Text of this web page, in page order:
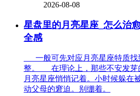
2026-08-08
星盘里的月亮星座_怎么治
全感
一般可先对应月亮星座特质找
整。 在理论上，那些不安发芽
月亮星座悄悄记着。小时候躲在
动父母的窘迫。别绷着。